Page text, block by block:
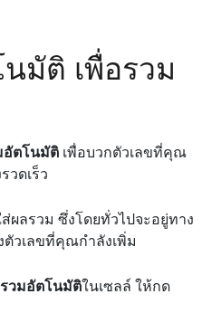
มัติ เพื่อรวม
อัตโนมัติ เพื่อบวกตัวเลขที่คุณ
วดเร็ว
ผลรวม ซึ่งโดยทั่วไปจะอยู่ทาง
วเลขที่คุณกําลังเพิ่ม
วมอัตโนมัติในเซลล์ ให้กด